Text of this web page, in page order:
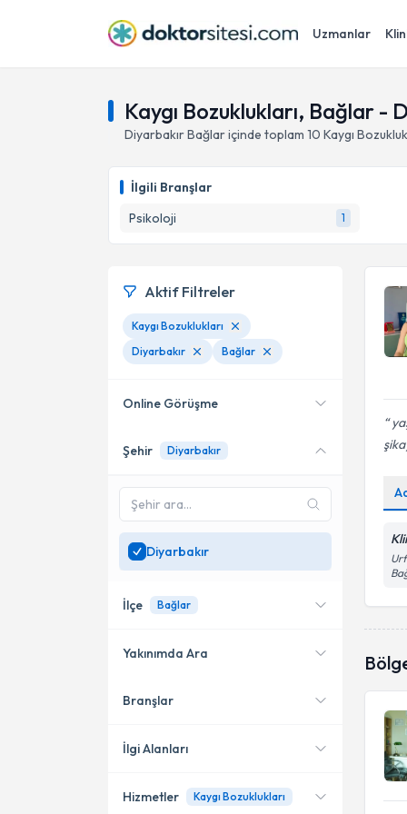
Uzmanlar
Kaygı Bozuklukları, Bağlar -
DiyarbakırBağlariçinde toplam 10 Kaygı
İlgili Branşlar
Psikoloji
1
Aktif Filtreler
Kaygı Bozuklukları
Diyarbakır
Bağlar
Online Görüşme
Online danışmanlık sunan
SadeceDiyarbakır
bölgesinde uzman ara
Şehir Diyarbakır
Diyarbakır
İlçe Bağlar
Kayapınar
Yenişehir
Yakınımda Ara
Konumuma yakın uzmanları
Branşlar
Psikoloji
İlgi Alanları
Hizmetler Kaygı Bozuklukları